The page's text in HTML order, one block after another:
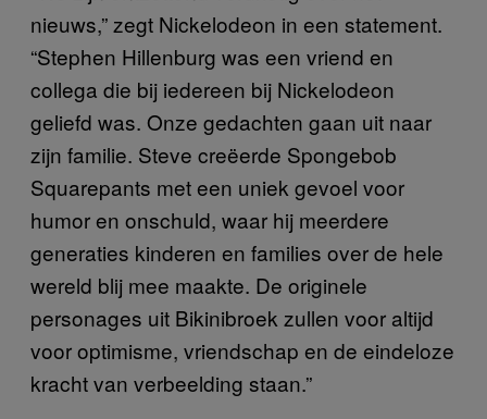
nieuws,” zegt Nickelodeon in een statement.
“Stephen Hillenburg was een vriend en
collega die bij iedereen bij Nickelodeon
geliefd was. Onze gedachten gaan uit naar
zijn familie. Steve creëerde Spongebob
Squarepants met een uniek gevoel voor
humor en onschuld, waar hij meerdere
generaties kinderen en families over de hele
wereld blij mee maakte. De originele
personages uit Bikinibroek zullen voor altijd
voor optimisme, vriendschap en de eindeloze
kracht van verbeelding staan.”